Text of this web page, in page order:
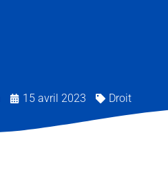
15 avril 2023 Droit